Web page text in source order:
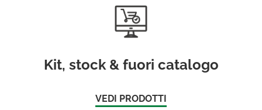
Kit, stock & fuori catalogo
VEDI PRODOTTI